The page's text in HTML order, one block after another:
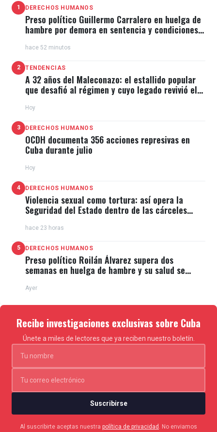
1 DERECHOS HUMANOS
Preso político Guillermo Carralero en huelga de
hambre por demora en sentencia y condiciones
hace 52 minutos
2 TENDENCIAS
A 32 años del Maleconazo: el estallido popular
que desafió al régimen y cuyo legado revivió el
Hoy
3 DERECHOS HUMANOS
OCDH documenta 356 acciones represivas en
Cuba durante julio
Hoy
4 DERECHOS HUMANOS
Violencia sexual como tortura: así opera la
Seguridad del Estado dentro de las cárceles
hace 23 horas
5 DERECHOS HUMANOS
Preso político Roilán Álvarez supera dos
semanas en huelga de hambre y su salud se
Ayer
Recibe investigaciones exclusivas sobre Cuba
Únete a miles de lectores que ya reciben nuestro boletín.
Suscribirse
Al suscribirte aceptas nuestra política de privacidad
. No enviamos